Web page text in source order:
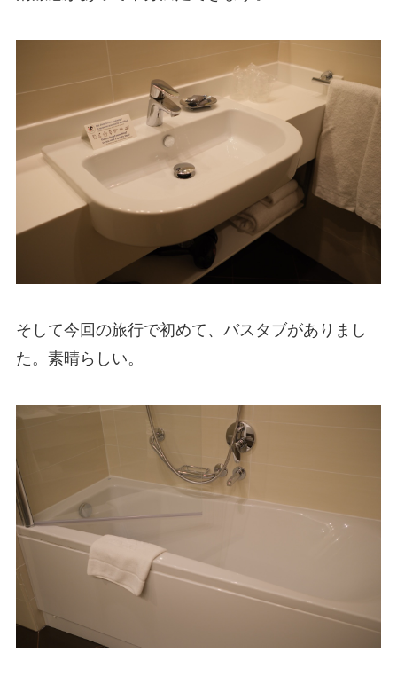
そして今回の旅行で初めて、バスタブがありまし
た。素晴らしい。